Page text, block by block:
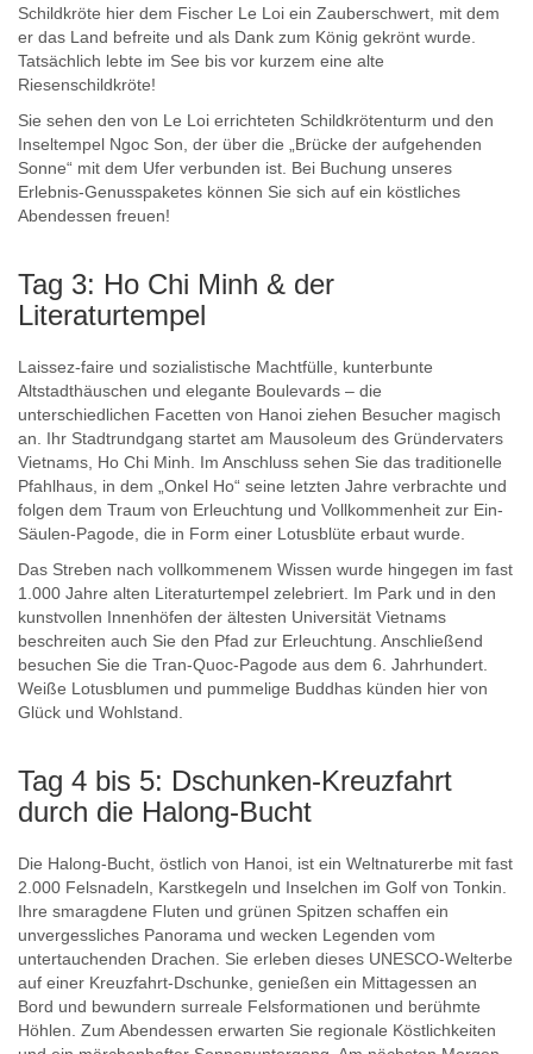
Schildkröte hier dem Fischer Le Loi ein Zauberschwert, mit dem
er das Land befreite und als Dank zum König gekrönt wurde.
Tatsächlich lebte im See bis vor kurzem eine alte
Riesenschildkröte!
Sie sehen den von Le Loi errichteten Schildkrötenturm und den
Inseltempel Ngoc Son, der über die „Brücke der aufgehenden
Sonne“ mit dem Ufer verbunden ist. Bei Buchung unseres
Erlebnis-Genusspaketes können Sie sich auf ein köstliches
Abendessen freuen!
Tag 3: Ho Chi Minh & der
Literaturtempel
Laissez-faire und sozialistische Machtfülle, kunterbunte
Altstadthäuschen und elegante Boulevards – die
unterschiedlichen Facetten von Hanoi ziehen Besucher magisch
an. Ihr Stadtrundgang startet am Mausoleum des Gründervaters
Vietnams, Ho Chi Minh. Im Anschluss sehen Sie das traditionelle
Pfahlhaus, in dem „Onkel Ho“ seine letzten Jahre verbrachte und
folgen dem Traum von Erleuchtung und Vollkommenheit zur Ein-
Säulen-Pagode, die in Form einer Lotusblüte erbaut wurde.
Das Streben nach vollkommenem Wissen wurde hingegen im fast
1.000 Jahre alten Literaturtempel zelebriert. Im Park und in den
kunstvollen Innenhöfen der ältesten Universität Vietnams
beschreiten auch Sie den Pfad zur Erleuchtung. Anschließend
besuchen Sie die Tran-Quoc-Pagode aus dem 6. Jahrhundert.
Weiße Lotusblumen und pummelige Buddhas künden hier von
Glück und Wohlstand.
Tag 4 bis 5: Dschunken-Kreuzfahrt
durch die Halong-Bucht
Die Halong-Bucht, östlich von Hanoi, ist ein Weltnaturerbe mit fast
2.000 Felsnadeln, Karstkegeln und Inselchen im Golf von Tonkin.
Ihre smaragdene Fluten und grünen Spitzen schaffen ein
unvergessliches Panorama und wecken Legenden vom
untertauchenden Drachen. Sie erleben dieses UNESCO-Welterbe
auf einer Kreuzfahrt-Dschunke, genießen ein Mittagessen an
Bord und bewundern surreale Felsformationen und berühmte
Höhlen. Zum Abendessen erwarten Sie regionale Köstlichkeiten